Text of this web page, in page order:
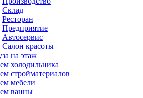
Склад
Ресторан
Предприятие
Автосервис
Салон красоты
на этаж
холодильника
стройматериалов
мебели
ванны